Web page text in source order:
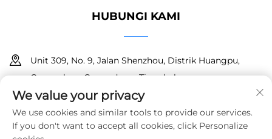
HUBUNGI KAMI
Unit 309, No. 9, Jalan Shenzhou, Distrik Huangpu,
Guangzhou, Guangdong, Tiongkok
+86 18150601728
[email protected]
We value your privacy
We use cookies and similar tools to provide our services.
If you don't want to accept all cookies, click Personalize